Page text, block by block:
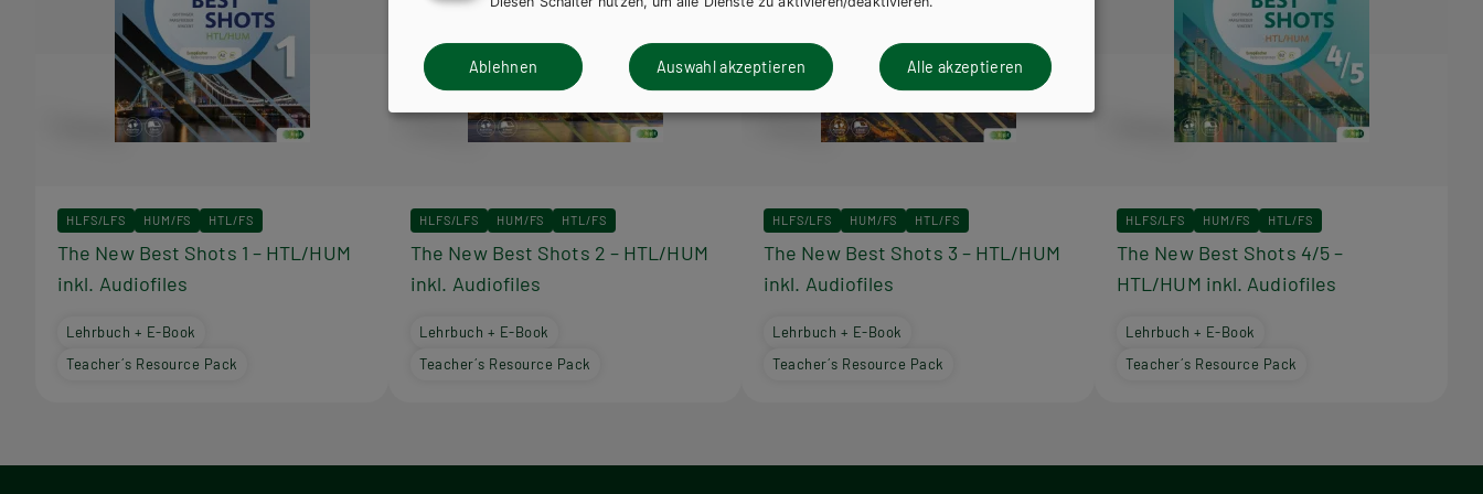
HLFS/LFS HUM/FS HTL/FS
The New Best Shots 1 – HTL/HUM
inkl. Audiofiles
Lehrbuch + E-Book
Teacher´s Resource Pack
HLFS/LFS HUM/FS HTL/FS
The New Best Shots 2 – HTL/HUM
inkl. Audiofiles
Lehrbuch + E-Book
Teacher´s Resource Pack
HLFS/LFS HUM/FS HTL/FS
The New Best Shots 3 – HTL/HUM
inkl. Audiofiles
Lehrbuch + E-Book
Teacher´s Resource Pack
HLFS/LFS HUM/FS HTL/FS
The New Best Shots 4/5 –
HTL/HUM inkl. Audiofiles
Lehrbuch + E-Book
Teacher´s Resource Pack
Ablehnen Auswahl akzeptieren Alle akzeptieren